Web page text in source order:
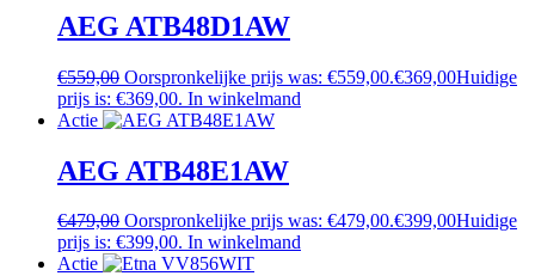
AEG ATB48D1AW
€559,00 Oorspronkelijke prijs was: €559,00.€369,00Huidige
prijs is: €369,00. In winkelmand
Actie
AEG ATB48E1AW
€479,00 Oorspronkelijke prijs was: €479,00.€399,00Huidige
prijs is: €399,00. In winkelmand
Actie